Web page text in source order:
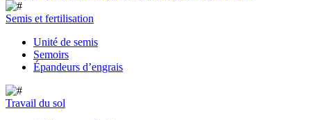
Semis et fertilisation
Unité de semis
Semoirs
Épandeurs d’engrais
Travail du sol